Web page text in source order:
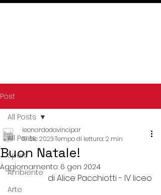
Post
All Posts
Sport
Ambiente
Arte
All Posts
Buon Natale!
leonardodavincipar
19 dic 2023Tempo di lettura: 2 min
Aggiornamento: 6 gen 2024
di Alice Pacchiotti - IV liceo